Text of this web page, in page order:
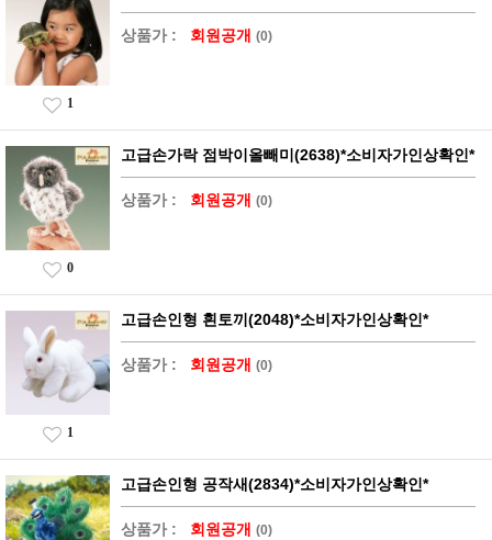
상품가 : 회원공개 (0)
1
고급손가락 점박이올빼미(2638)*소비자가인상확인*
상품가 : 회원공개 (0)
0
고급손인형 흰토끼(2048)*소비자가인상확인*
상품가 : 회원공개 (0)
1
고급손인형 공작새(2834)*소비자가인상확인*
상품가 : 회원공개 (0)